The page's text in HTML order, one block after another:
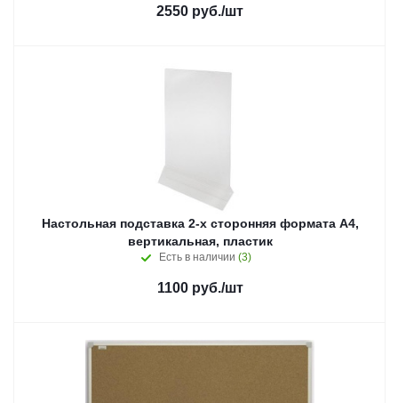
2550 руб./шт
Настольная подставка 2-х сторонняя формата А4,
вертикальная, пластик
Есть в наличии (3)
1100руб./шт